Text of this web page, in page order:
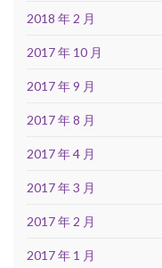
2018 年 2 月
2017 年 10 月
2017 年 9 月
2017 年 8 月
2017 年 4 月
2017 年 3 月
2017 年 2 月
2017 年 1 月